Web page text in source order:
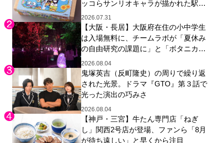
ッコらサンリオキャラが描かれた駅弁
やグッズが登場
2026.07.31
【大阪・長居】大阪府在住の小中学生
は入場無料に、チームラボが「夏休み
の自由研究の課題に」と「ボタニカル
ガーデン 大阪」へ招待
2026.08.04
鬼塚英吉（反町隆史）の周りで繰り返
された光景。ドラマ『GTO』第３話で
光った演出の巧みさ
2026.08.04
【神戸・三宮】牛たん専門店「ねぎ
し」関西2号店が登場、ファンら「8月
が待ち遠しい」と早くから注目